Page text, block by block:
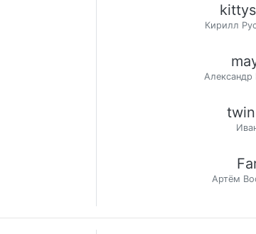
Кирилл
Александр
Артём